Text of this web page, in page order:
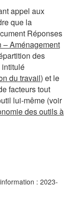
appel aux
que la
Réponses
– Aménagement
des
intitulé
du travail) et le
facteurs tout
lui-même (voir
des outils à
: 2023-